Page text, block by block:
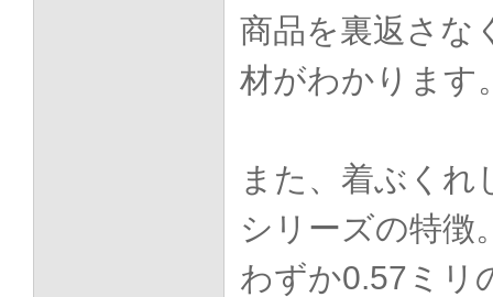
商品を裏返さな
材がわかります
また、着ぶくれ
シリーズの特徴
わずか0.57ミリ